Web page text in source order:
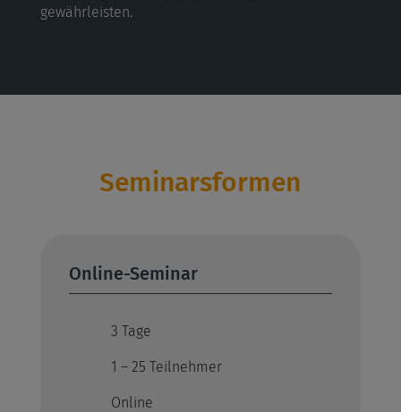
gewährleisten.
Seminarsformen
Online-Seminar
3 Tage
1 – 25 Teilnehmer
Online